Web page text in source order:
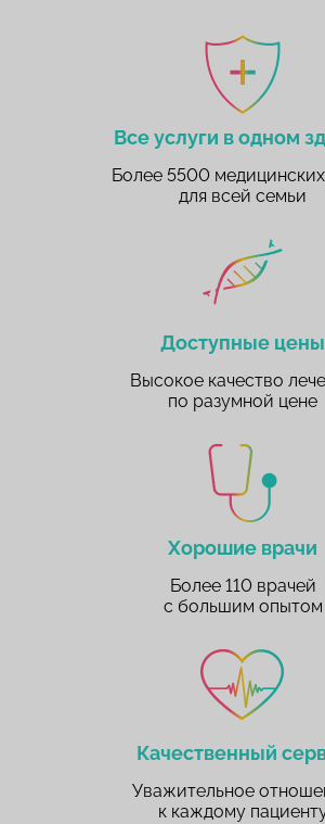
Все услуги в одном
Более 5500 медицинских
для всей семьи
Доступные цены
Высокое качество
по разумной цене
Хорошие врачи
Более 110 врачей
с большим опытом
Качественный
Уважительное
к каждому